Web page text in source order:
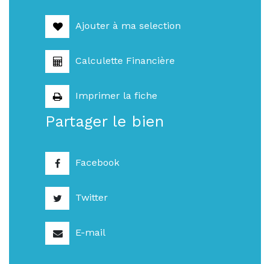
Ajouter à ma selection
Calculette Financière
Imprimer la fiche
Partager le bien
Facebook
Twitter
E-mail